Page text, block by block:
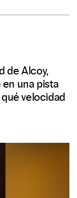
de Alcoy,
una pista
velocidad